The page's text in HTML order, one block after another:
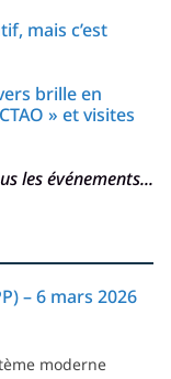
mais c’est
brille en
» et visites
les événements...
– 6 mars 2026
moderne